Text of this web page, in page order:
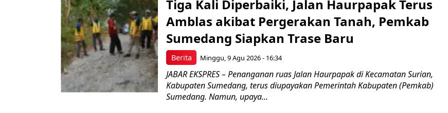
Berita
Tiga Kali Diperbaiki, Jalan Haurpapak Terus
Amblas akibat Pergerakan Tanah, Pemkab
Sumedang Siapkan Trase Baru
Minggu, 9 Agu 2026 - 16:34
JABAR EKSPRES – Penanganan ruas Jalan Haurpapak di Kecamatan Surian,
Kabupaten Sumedang, terus diupayakan Pemerintah Kabupaten (Pemkab)
Sumedang. Namun, upaya...